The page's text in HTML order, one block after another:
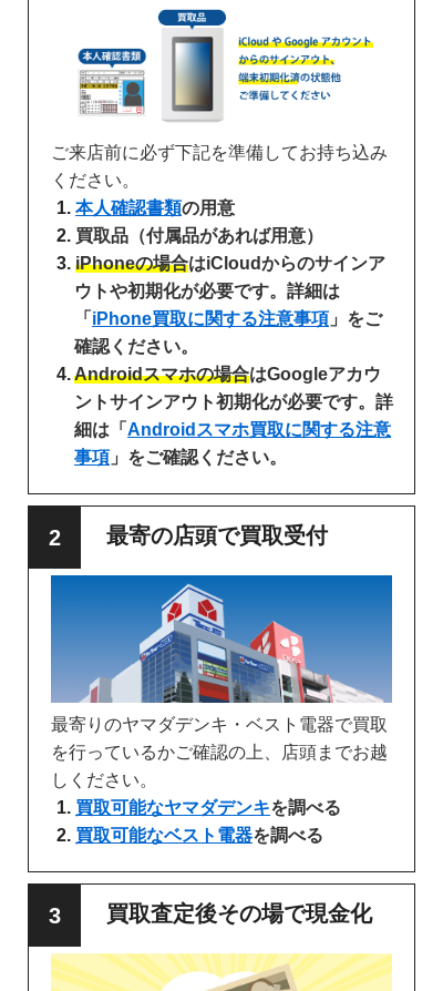
ご来店前に必ず下記を準備してお持ち込み
ください。
本人確認書類の用意
買取品（付属品があれば用意）
iPhoneの場合はiCloudからのサインア
ウトや初期化が必要です。詳細は
「 iPhone買取に関する注意事項 」をご
確認ください。
Androidスマホの場合はGoogleアカウ
ントサインアウト初期化が必要です。詳
細は「 Androidスマホ買取に関する注意
事項 」をご確認ください。
最寄の店頭で買取受付
最寄りのヤマダデンキ・ベスト電器で買取
を行っているかご確認の上、店頭までお越
しください。
買取可能なヤマダデンキを調べる
買取可能なベスト電器を調べる
買取査定後その場で現金化